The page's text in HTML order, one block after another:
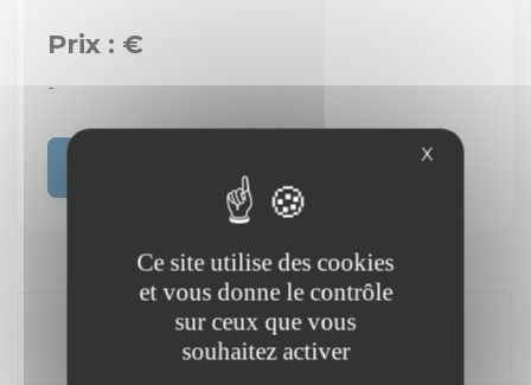
Prix : €
-
X
Ce site utilise des cookies
et vous donne le contrôle
sur ceux que vous
souhaitez activer